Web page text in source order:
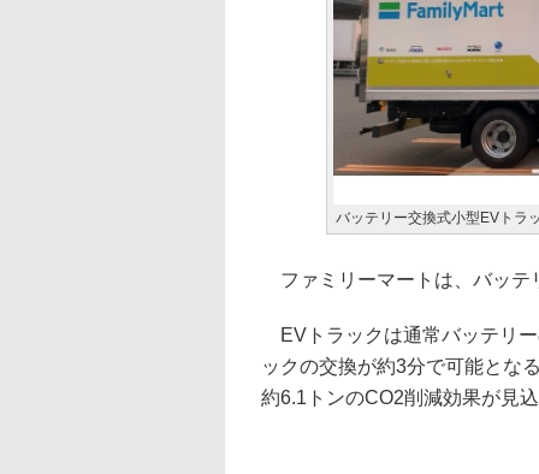
バッテリー交換式小型EVトラ
ファミリーマートは、バッテ
EVトラックは通常バッテリ
ックの交換が約3分で可能とな
約6.1トンのCO2削減効果が見込